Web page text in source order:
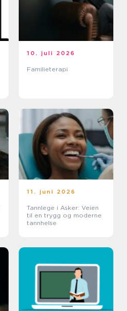
10. juli 2026
Familieterapi
11. juni 2026
Tannlege i Asker: Veien
til en trygg og moderne
tannhelse